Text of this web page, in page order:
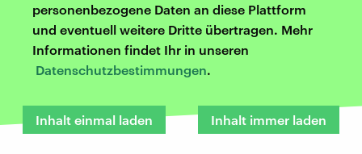
personenbezogene Daten an diese Plattform
und eventuell weitere Dritte übertragen. Mehr
Informationen findet Ihr in unseren
Datenschutzbestimmungen.
Inhalt einmal laden Inhalt immer laden